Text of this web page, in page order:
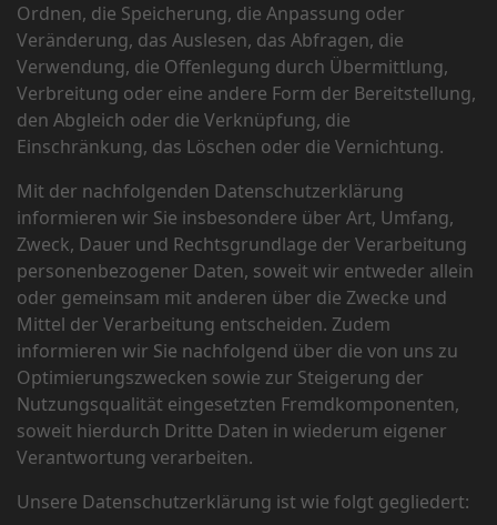
Ordnen, die Speicherung, die Anpassung oder
Veränderung, das Auslesen, das Abfragen, die
Verwendung, die Offenlegung durch Übermittlung,
Verbreitung oder eine andere Form der Bereitstellung,
den Abgleich oder die Verknüpfung, die
Einschränkung, das Löschen oder die Vernichtung.
Mit der nachfolgenden Datenschutzerklärung
informieren wir Sie insbesondere über Art, Umfang,
Zweck, Dauer und Rechtsgrundlage der Verarbeitung
personenbezogener Daten, soweit wir entweder allein
oder gemeinsam mit anderen über die Zwecke und
Mittel der Verarbeitung entscheiden. Zudem
informieren wir Sie nachfolgend über die von uns zu
Optimierungszwecken sowie zur Steigerung der
Nutzungsqualität eingesetzten Fremdkomponenten,
soweit hierdurch Dritte Daten in wiederum eigener
Verantwortung verarbeiten.
Unsere Datenschutzerklärung ist wie folgt gegliedert: